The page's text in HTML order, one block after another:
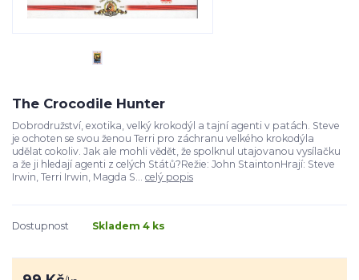
The Crocodile Hunter
Dobrodružství, exotika, velký krokodýl a tajní agenti v patách. Steve
je ochoten se svou ženou Terri pro záchranu velkého krokodýla
udělat cokoliv. Jak ale mohli vědět, že spolknul utajovanou vysílačku
a že ji hledají agenti z celých Států?Režie: John StaintonHrají: Steve
Irwin, Terri Irwin, Magda S... celý popis
Dostupnost Skladem 4 ks